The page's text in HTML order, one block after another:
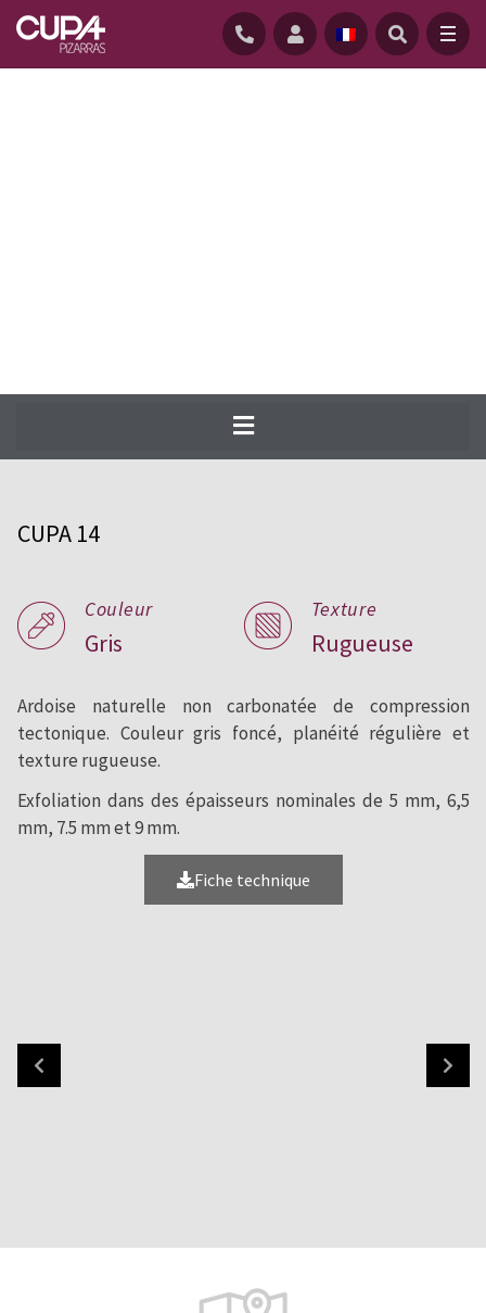
CUPA 14
Couleur
Gris
Texture
Rugueuse
Ardoise naturelle non carbonatée de compression
tectonique. Couleur gris foncé, planéité régulière et
texture rugueuse.
Exfoliation dans des épaisseurs nominales de 5 mm, 6,5
mm, 7.5 mm et 9 mm.
Fiche technique